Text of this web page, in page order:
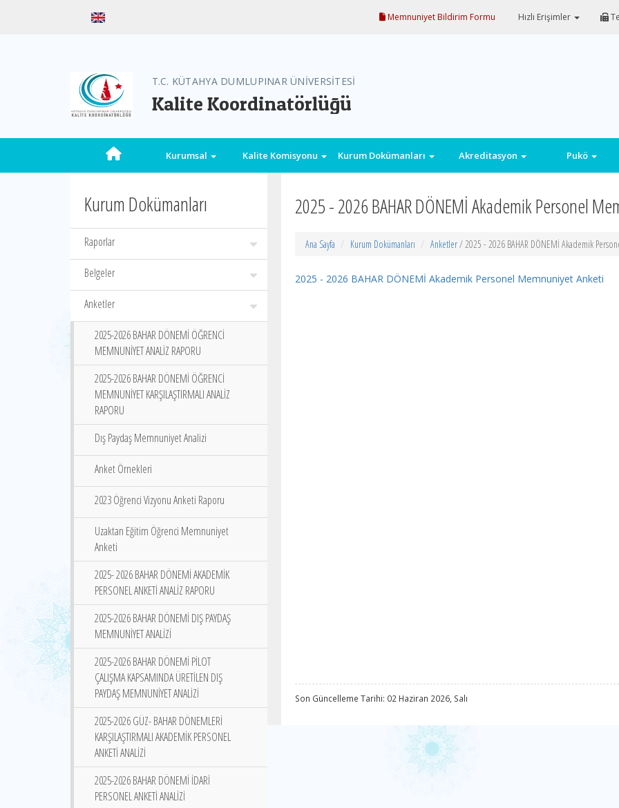
Memnuniyet Bildirim Formu Hızlı Erişimler
T.C. KÜTAHYA DUMLUPINAR ÜNİVERSİTESİ
Kalite Koordinatörlüğü
Kurumsal Kalite Komisyonu Kurum Dokümanları Akreditasyon Pukö
Kurum Dokümanları
Raporlar
Belgeler
Anketler
2025-2026 BAHAR DÖNEMİ ÖĞRENCİ
MEMNUNİYET ANALİZ RAPORU
2025-2026 BAHAR DÖNEMİ ÖĞRENCİ
MEMNUNİYET KARŞILAŞTIRMALI ANALİZ
RAPORU
Dış Paydaş Memnuniyet Analizi
Anket Örnekleri
2023 Öğrenci Vizyonu Anketi Raporu
Uzaktan Eğitim Öğrenci Memnuniyet
Anketi
2025- 2026 BAHAR DÖNEMİ AKADEMİK
PERSONEL ANKETİ ANALİZ RAPORU
2025-2026 BAHAR DÖNEMİ DIŞ PAYDAŞ
MEMNUNİYET ANALİZİ
2025-2026 BAHAR DÖNEMİ PİLOT
ÇALIŞMA KAPSAMINDA ÜRETİLEN DIŞ
PAYDAŞ MEMNUNİYET ANALİZİ
2025-2026 GÜZ- BAHAR DÖNEMLERİ
KARŞILAŞTIRMALI AKADEMİK PERSONEL
ANKETİ ANALİZİ
2025-2026 BAHAR DÖNEMİ İDARİ
PERSONEL ANKETİ ANALİZİ
2025 - 2026 BAHAR DÖNEMİ Akademik Personel
Ana Sayfa Kurum Dokümanları Anketler/ 2025 - 2026 BAHAR DÖNEMİ Akademik
2025 - 2026 BAHAR DÖNEMİ Akademik Personel Memnuniyet Anketi
Son Güncelleme Tarihi: 02 Haziran 2026, Salı